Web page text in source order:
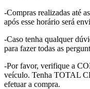
-Compras realizadas até
após esse horário será
-Caso tenha qualquer
para fazer todas as
-Por favor, verifique a
veículo. Tenha TOTAL
efetuar a compra.